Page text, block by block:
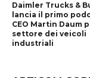
Daimler Trucks &
lancia il primo
CEO Martin Daum
settore dei veicoli
industriali